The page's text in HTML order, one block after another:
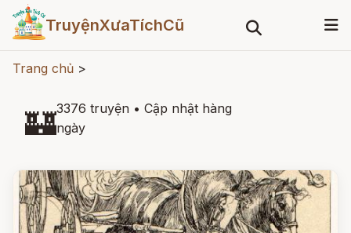
TruyệnXưaTíchCũ
Trang chủ >
🏰3376 truyện • Cập nhật hàng
ngày